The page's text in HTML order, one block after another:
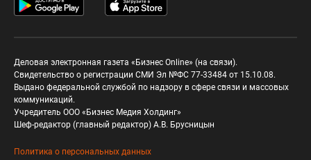
Деловая электронная газета «Бизнес Online» (на связи).
Свидетельство о регистрации СМИ Эл №ФС 77-33484 от 15.10.08.
Выдано федеральной службой по надзору в сфере связи и массовых
коммуникаций.
Учредитель ООО «Бизнес Медия Холдинг»
Шеф-редактор (главный редактор) А.В. Брусницын
Политика о персональных данных